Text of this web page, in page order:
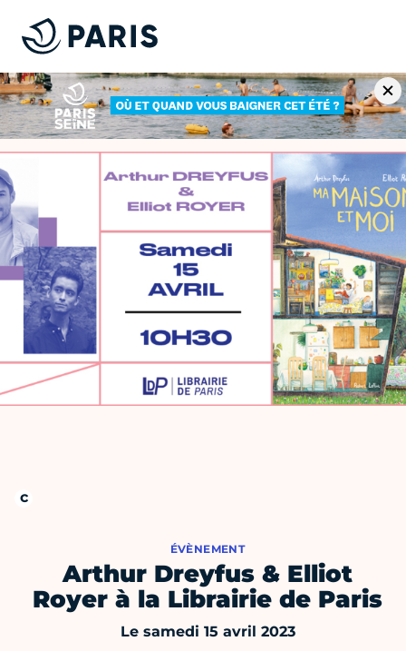
ÉVÈNEMENT
Arthur Dreyfus & Elliot
Royer à la Librairie de Paris
Le samedi 15 avril 2023